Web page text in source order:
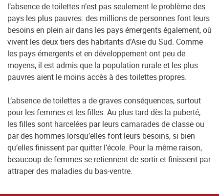
l’absence de toilettes n’est pas seulement le problème des
pays les plus pauvres: des millions de personnes font leurs
besoins en plein air dans les pays émergents également, où
vivent les deux tiers des habitants d’Asie du Sud. Comme
les pays émergents et en développement ont peu de
moyens, il est admis que la population rurale et les plus
pauvres aient le moins accès à des toilettes propres.
L’absence de toilettes a de graves conséquences, surtout
pour les femmes et les filles. Au plus tard dès la puberté,
les filles sont harcelées par leurs camarades de classe ou
par des hommes lorsqu’elles font leurs besoins, si bien
qu’elles finissent par quitter l’école. Pour la même raison,
beaucoup de femmes se retiennent de sortir et finissent par
attraper des maladies du bas-ventre.